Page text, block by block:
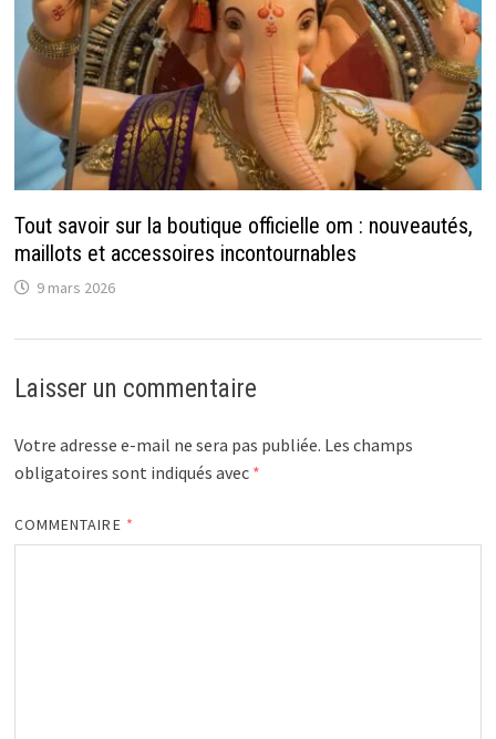
Tout savoir sur la boutique officielle om : nouveautés,
maillots et accessoires incontournables
9 mars 2026
Laisser un commentaire
Votre adresse e-mail ne sera pas publiée. Les champs
obligatoires sont indiqués avec *
COMMENTAIRE *